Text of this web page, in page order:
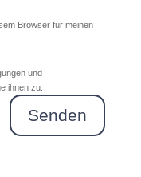
Browser für meinen
und
ihnen zu.
Senden